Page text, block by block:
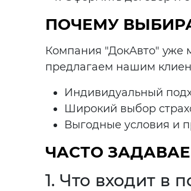
ПОЧЕМУ
Компания "ДокАвто" уже
предлагаем нашим
Индивидуальный
Широкий выбор
Выгодные условия и
ЧАСТО
1. Что входит в